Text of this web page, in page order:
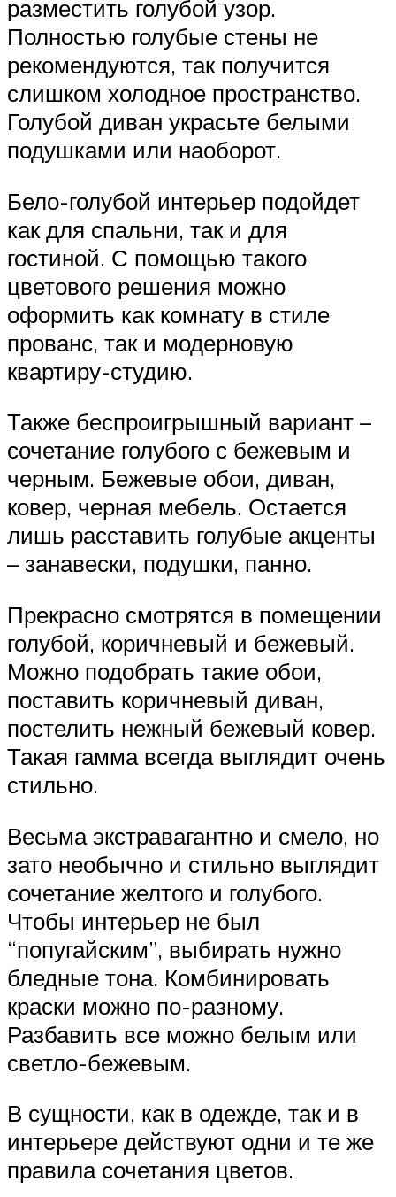
разместить голубой узор.
Полностью голубые стены не
рекомендуются, так получится
слишком холодное пространство.
Голубой диван украсьте белыми
подушками или наоборот.
Бело-голубой интерьер подойдет
как для спальни, так и для
гостиной. С помощью такого
цветового решения можно
оформить как комнату в стиле
прованс, так и модерновую
квартиру-студию.
Также беспроигрышный вариант –
сочетание голубого с бежевым и
черным. Бежевые обои, диван,
ковер, черная мебель. Остается
лишь расставить голубые акценты
– занавески, подушки, панно.
Прекрасно смотрятся в помещении
голубой, коричневый и бежевый.
Можно подобрать такие обои,
поставить коричневый диван,
постелить нежный бежевый ковер.
Такая гамма всегда выглядит очень
стильно.
Весьма экстравагантно и смело, но
зато необычно и стильно выглядит
сочетание желтого и голубого.
Чтобы интерьер не был
“попугайским”, выбирать нужно
бледные тона. Комбинировать
краски можно по-разному.
Разбавить все можно белым или
светло-бежевым.
В сущности, как в одежде, так и в
интерьере действуют одни и те же
правила сочетания цветов.